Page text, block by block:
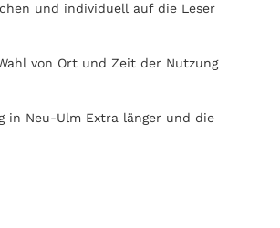
und individuell auf die Leser
von Ort und Zeit der Nutzung
in Neu-Ulm Extra länger und die